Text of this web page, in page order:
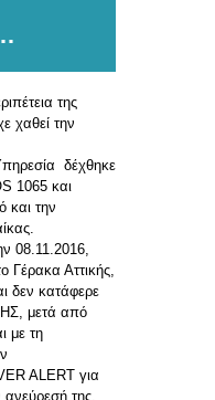
της
χαθεί την
δέχθηκε
1065 και
και την
08.11.2016,
Γέρακα Αττικής,
δεν κατάφερε
μετά από
με τη
ALERT για
της.